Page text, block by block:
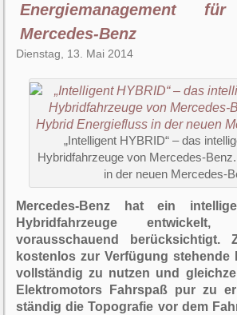
Energiemanagement
Mercedes-Benz
Dienstag, 13. Mai 2014
„Intelligent HYBRID“ – das
Hybridfahrzeuge von Mercedes-
in der neuen Mercedes-
Mercedes-Benz hat ein
Hybridfahrzeuge
vorausschauend berücksichtigt.
kostenlos zur Verfügung
vollständig zu nutzen und
Elektromotors Fahrspaß pur zu
ständig die Topografie vor dem